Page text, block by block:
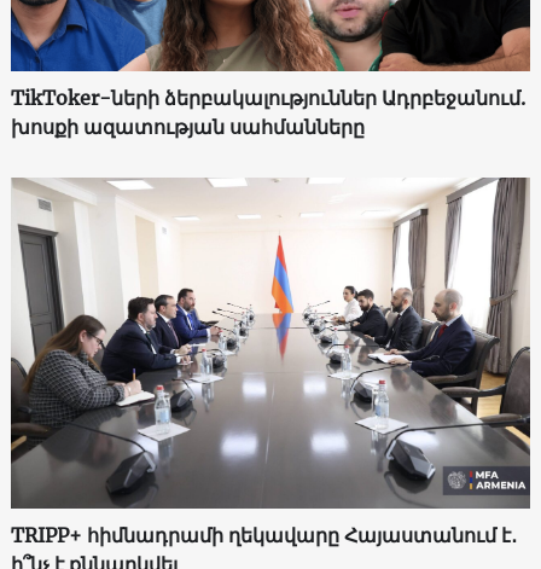
TikToker-ների ձերբակալություններ Ադրբեջանում.
խոսքի ազատության սահմանները
TRIPP+ հիմնադրամի ղեկավարը Հայաստանում է․